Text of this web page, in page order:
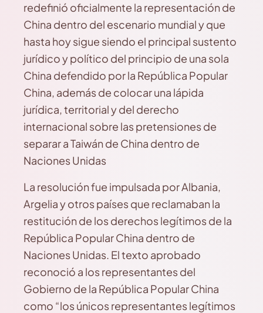
redefinió oficialmente la representación de
China dentro del escenario mundial y que
hasta hoy sigue siendo el principal sustento
jurídico y político del principio de una sola
China defendido por la República Popular
China, además de colocar una lápida
jurídica, territorial y del derecho
internacional sobre las pretensiones de
separar a Taiwán de China dentro de
Naciones Unidas
La resolución fue impulsada por Albania,
Argelia y otros países que reclamaban la
restitución de los derechos legítimos de la
República Popular China dentro de
Naciones Unidas. El texto aprobado
reconoció a los representantes del
Gobierno de la República Popular China
como “los únicos representantes legítimos